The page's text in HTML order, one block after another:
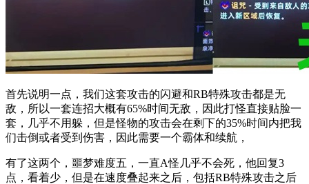
首先说明一点，我们这套攻击的闪避和RB特殊攻击都是无
敌，所以一套连招大概有65%时间无敌，因此打怪直接贴脸一
套，几乎不用躲，但是怪物的攻击会在剩下的35%时间内把我
们击倒或者受到伤害，因此需要一个霸体和续航，
有了这两个，噩梦难度五，一直A怪几乎不会死，他回复3
点，看着少，但是在速度叠起来之后，包括RB特殊攻击之后